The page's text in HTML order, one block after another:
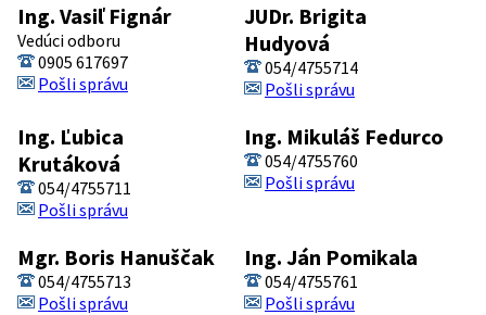
Ing. Vasiľ Fignár
Vedúci odboru
0905 617697
Pošli správu
JUDr. Brigita
Hudyová
054/4755714
Pošli správu
Ing. Ľubica
Krutáková
054/4755711
Pošli správu
Ing. Mikuláš Fedurco
054/4755760
Pošli správu
Mgr. Boris Hanuščak
054/4755713
Pošli správu
Ing. Ján Pomikala
054/4755761
Pošli správu